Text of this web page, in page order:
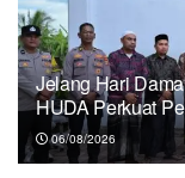
Jelang Hari
HUDA Perkuat
06/08/2026